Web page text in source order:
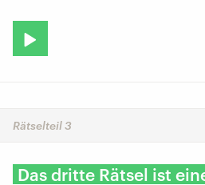
Rätselteil 3
Das dritte Rätsel ist